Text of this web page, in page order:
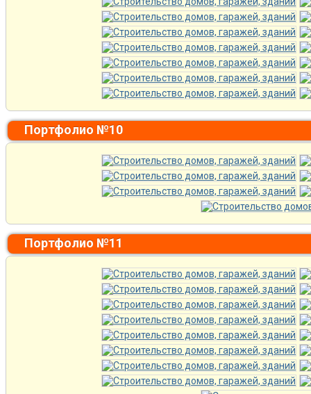
Портфолио №10
Портфолио №11